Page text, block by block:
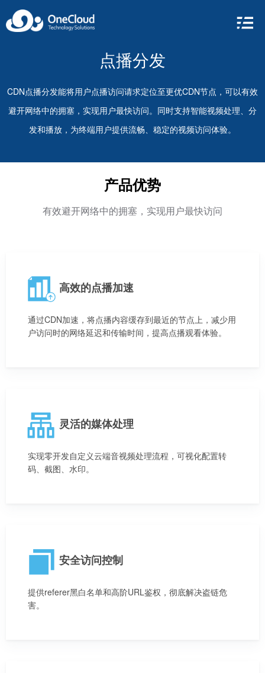
点播分发
CDN点播分发能将用户点播访问请求定位至更优CDN节点，可以有效
避开网络中的拥塞，实现用户最快访问。同时支持智能视频处理、分
发和播放，为终端用户提供流畅、稳定的视频访问体验。
产品优势
有效避开网络中的拥塞，实现用户最快访问
高效的点播加速
通过CDN加速，将点播内容缓存到最近的节点上，减少用
户访问时的网络延迟和传输时间，提高点播观看体验。
灵活的媒体处理
实现零开发自定义云端音视频处理流程，可视化配置转
码、截图、水印。
安全访问控制
提供referer黑白名单和高阶URL鉴权，彻底解决盗链危
害。